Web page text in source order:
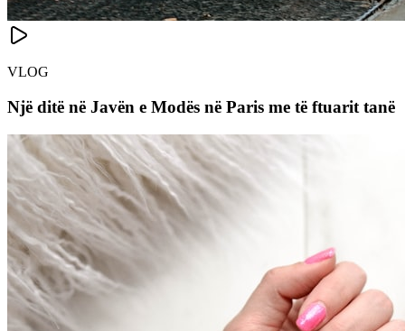
VLOG
Një ditë në Javën e Modës në Paris me të ftuarit tanë